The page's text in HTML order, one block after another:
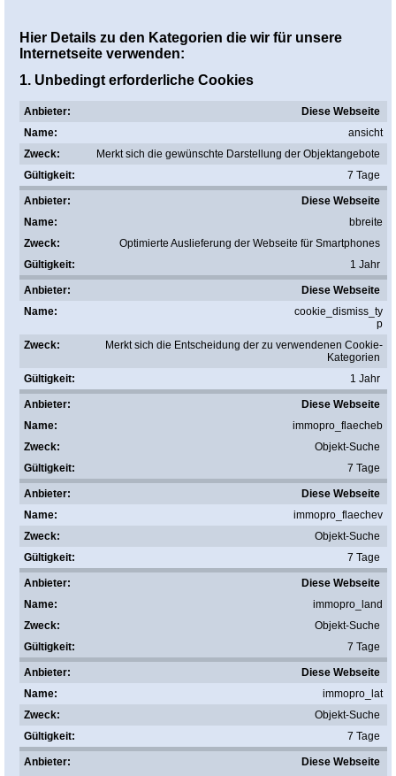
Hier Details zu den Kategorien die wir für unsere
Internetseite verwenden:
1. Unbedingt erforderliche Cookies
Diese Webseite
ansicht
Merkt sich die gewünschte Darstellung der Objektangebote
7 Tage
Diese Webseite
bbreite
Optimierte Auslieferung der Webseite für Smartphones
1 Jahr
Diese Webseite
cookie_dismiss_ty
p
Merkt sich die Entscheidung der zu verwendenen Cookie-
Kategorien
1 Jahr
Diese Webseite
immopro_flaecheb
Objekt-Suche
7 Tage
Diese Webseite
immopro_flaechev
Objekt-Suche
7 Tage
Diese Webseite
immopro_land
Objekt-Suche
7 Tage
Diese Webseite
immopro_lat
Objekt-Suche
7 Tage
Diese Webseite